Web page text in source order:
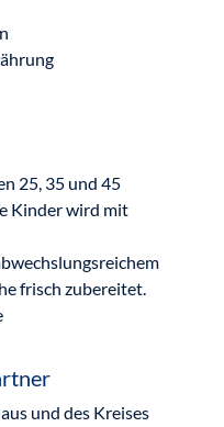
25, 35 und 45
Kinder wird mit
frisch zubereitet.
und des Kreises